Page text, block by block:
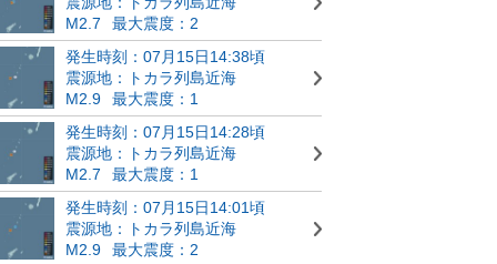
M2.7
最大震度：2
発生時刻：07月15日14:38頃
震源地：トカラ列島近海
M2.9
最大震度：1
発生時刻：07月15日14:28頃
震源地：トカラ列島近海
M2.7
最大震度：1
発生時刻：07月15日14:01頃
震源地：トカラ列島近海
M2.9
最大震度：2